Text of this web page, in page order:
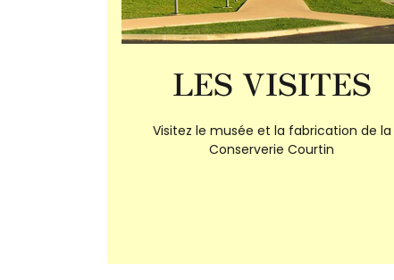
LES VISITES
Visitez le musée et la fabrication de la
Conserverie Courtin